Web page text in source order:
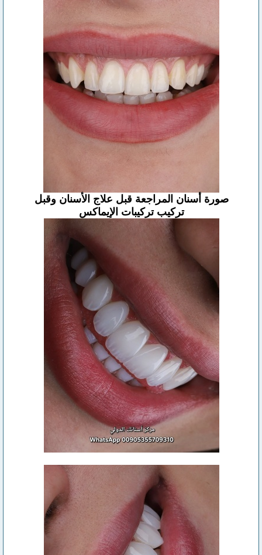
صورة أسنان المراجعة قبل علاج الأسنان وقبل
تركيب تركيبات الإيماكس